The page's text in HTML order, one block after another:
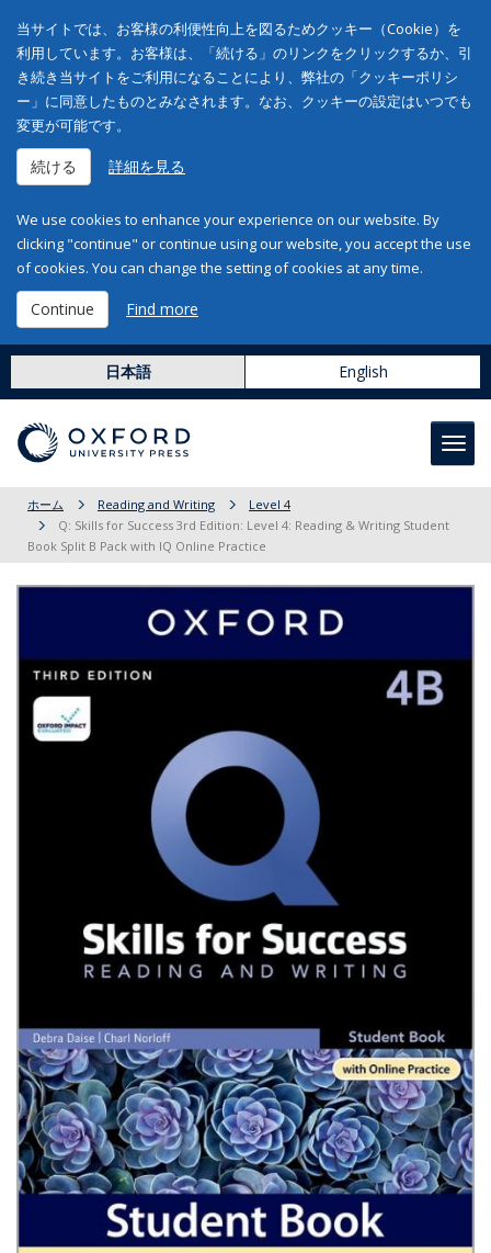
当サイトでは、お客様の利便性向上を図るためクッキー（Cookie）を
利用しています。お客様は、「続ける」のリンクをクリックするか、引
き続き当サイトをご利用になることにより、弊社の「クッキーポリシ
ー」に同意したものとみなされます。なお、クッキーの設定はいつでも
変更が可能です。
続ける 詳細を見る
We use cookies to enhance your experience on our website. By
clicking "continue" or continue using our website, you accept the use
of cookies. You can change the setting of cookies at any time.
Continue Find more
日本語 English
ホーム Reading and Writing
Level 4
Q: Skills for Success 3rd Edition: Level 4: Reading & Writing Student
Book Split B Pack with IQ Online Practice